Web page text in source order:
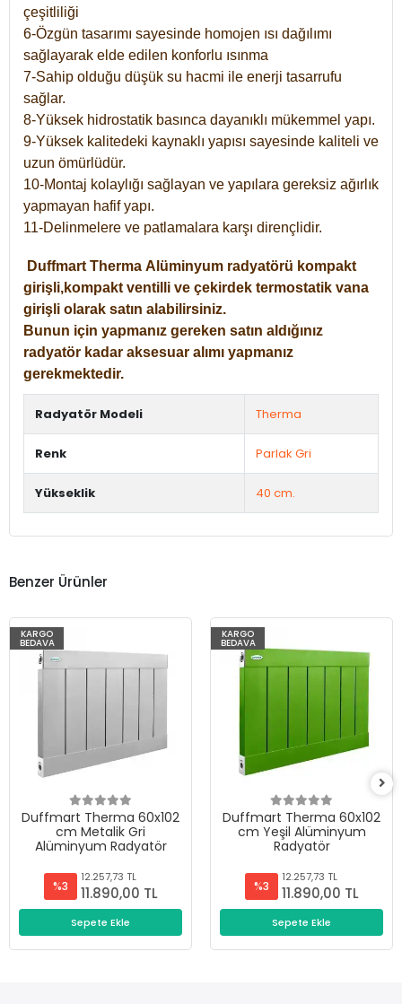
çeşitliliği
6-Özgün tasarımı sayesinde homojen ısı dağılımı
sağlayarak elde edilen konforlu ısınma
7-Sahip olduğu düşük su hacmi ile enerji tasarrufu
sağlar.
8-Yüksek hidrostatik basınca dayanıklı mükemmel yapı.
9-Yüksek kalitedeki kaynaklı yapısı sayesinde kaliteli ve
uzun ömürlüdür.
10-Montaj kolaylığı sağlayan ve yapılara gereksiz ağırlık
yapmayan hafif yapı.
11-Delinmelere ve patlamalara karşı dirençlidir.
Duffmart Therma Alüminyum radyatörü kompakt
girişli,kompakt ventilli ve çekirdek termostatik vana
girişli olarak satın alabilirsiniz.
Bunun için yapmanız gereken satın aldığınız
radyatör kadar aksesuar alımı yapmanız
gerekmektedir.
Radyatör Modeli Therma
Renk Parlak Gri
Yükseklik 40 cm.
Benzer Ürünler
KARGO
BEDAVA
Duffmart Therma 60x102
cm Metalik Gri
Alüminyum Radyatör
%3
12.257,73 TL
11.890,00 TL
Sepete Ekle
KARGO
BEDAVA
Duffmart Therma 60x102
cm Yeşil Alüminyum
Radyatör
%3
12.257,73 TL
11.890,00 TL
Sepete Ekle